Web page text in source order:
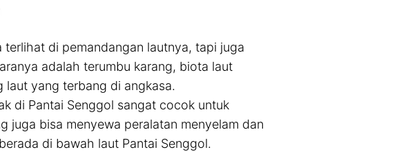
di pemandangan lautnya, tapi juga
adalah terumbu karang, biota laut
yang terbang di angkasa.
di Pantai Senggol sangat cocok untuk
juga bisa menyewa peralatan menyelam dan
di bawah laut Pantai Senggol.